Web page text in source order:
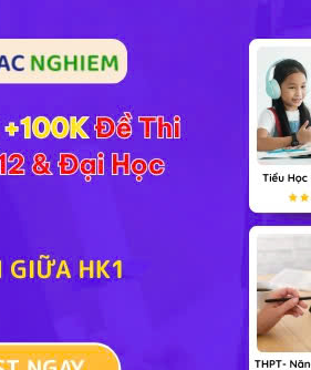
về: khái niệm gen, cấu trúc của
dạng của sinh giới, các bước của